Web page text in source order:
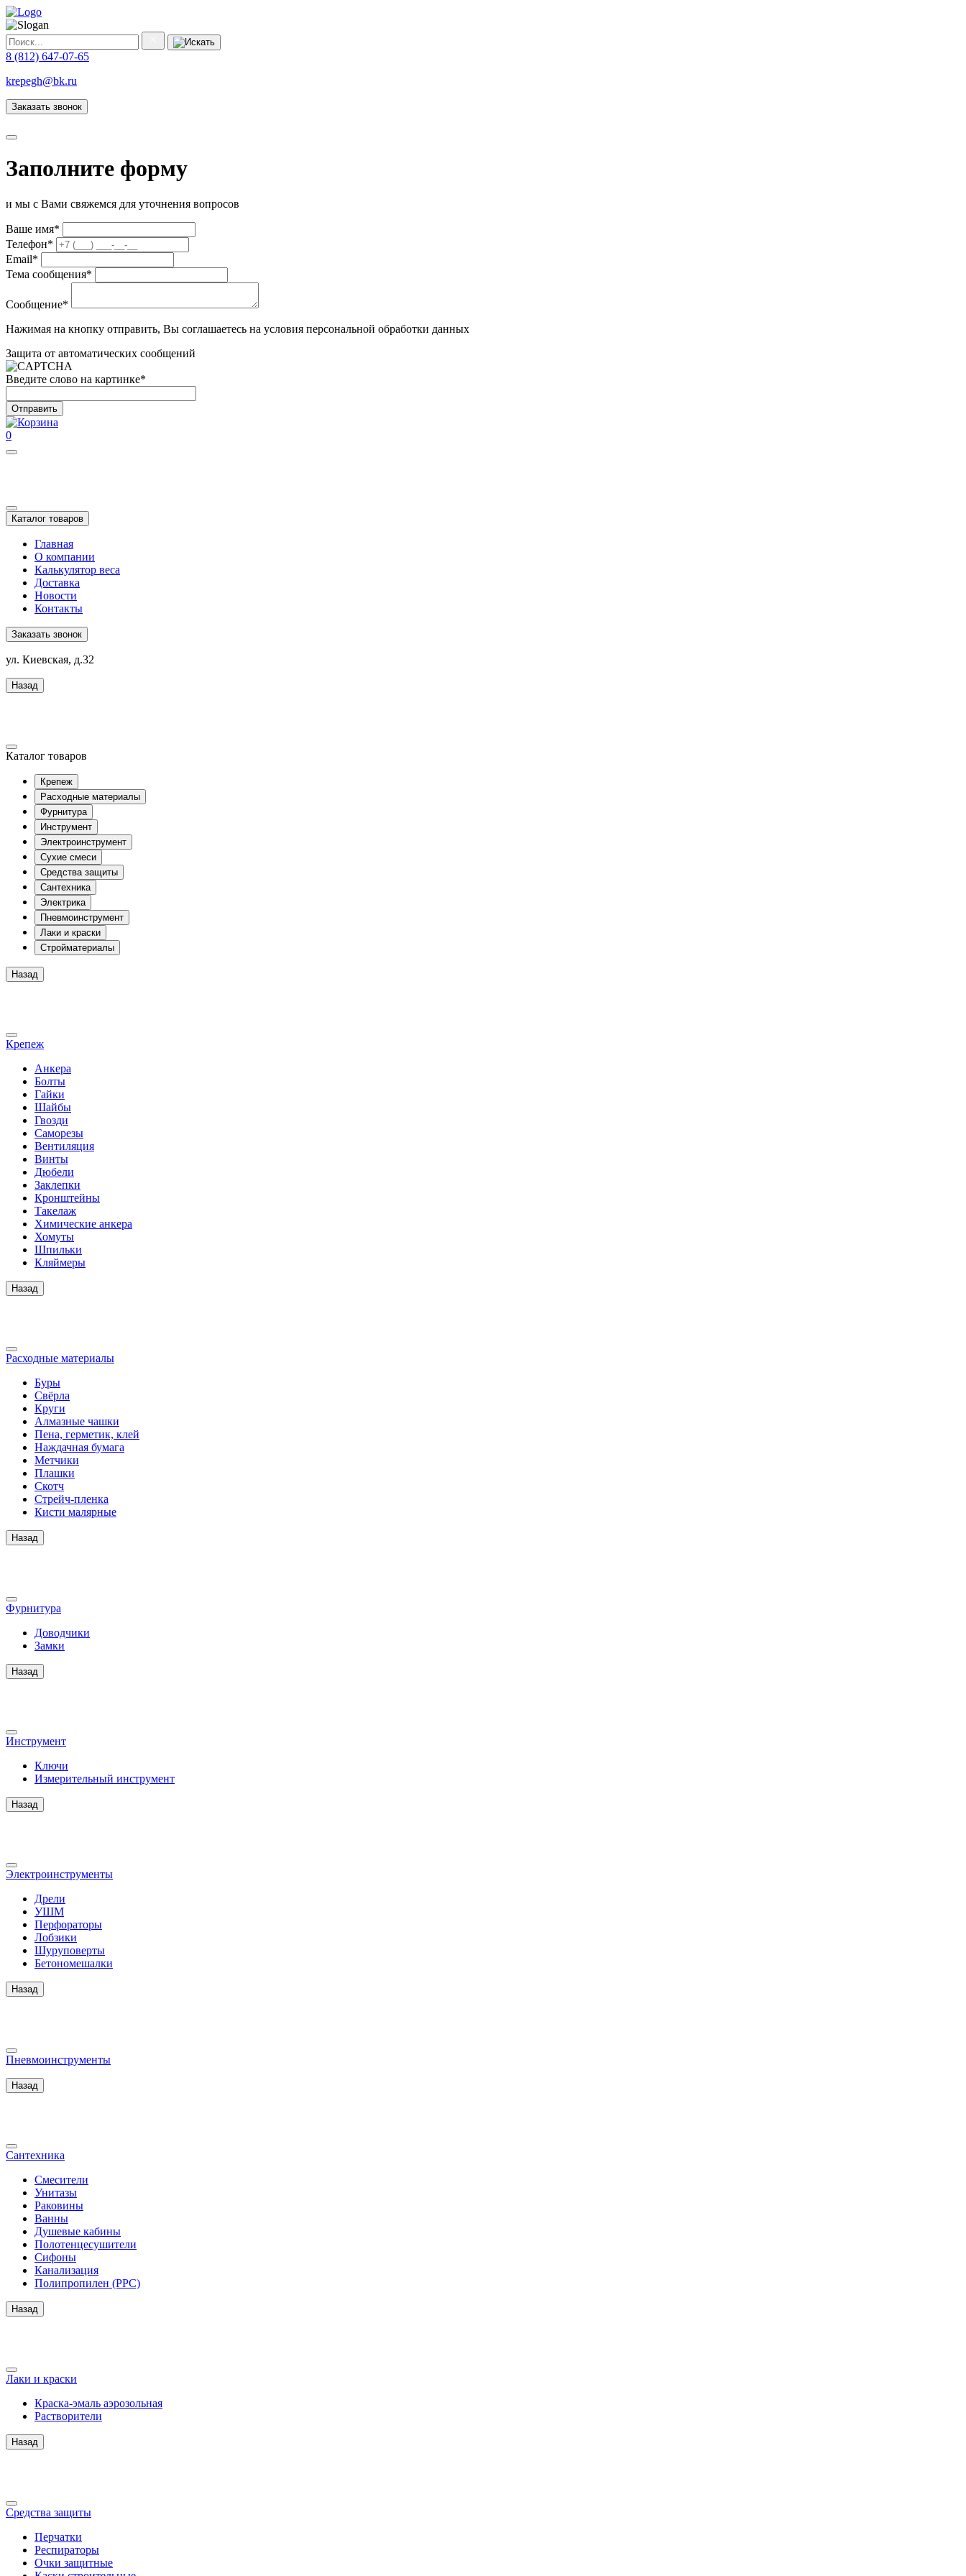
8 (812) 647-07-65
krepegh@bk.ru
Заказать звонок
Заполните форму
и мы с Вами свяжемся для уточнения вопросов
Ваше имя*
Телефон*
Email*
Тема сообщения*
Сообщение*
Нажимая на кнопку отправить, Вы соглашаетесь на условия персональной обработки данных
Защита от автоматических сообщений
Введите слово на картинке*
0
Каталог товаров
Главная
О компании
Калькулятор веса
Доставка
Новости
Контакты
Заказать звонок
ул. Киевская, д.32
Назад
Каталог товаров
Крепеж
Расходные материалы
Фурнитура
Инструмент
Электроинструмент
Сухие смеси
Средства защиты
Сантехника
Электрика
Пневмоинструмент
Лаки и краски
Стройматериалы
Назад
Крепеж
Анкера
Болты
Гайки
Шайбы
Гвозди
Саморезы
Вентиляция
Винты
Дюбели
Заклепки
Кронштейны
Такелаж
Химические анкера
Хомуты
Шпильки
Кляймеры
Назад
Расходные материалы
Буры
Свёрла
Круги
Алмазные чашки
Пена, герметик, клей
Наждачная бумага
Метчики
Плашки
Скотч
Стрейч-пленка
Кисти малярные
Назад
Фурнитура
Доводчики
Замки
Назад
Инструмент
Ключи
Измерительный инструмент
Назад
Электроинструменты
Дрели
УШМ
Перфораторы
Лобзики
Шуруповерты
Бетономешалки
Назад
Пневмоинструменты
Назад
Сантехника
Смесители
Унитазы
Раковины
Ванны
Душевые кабины
Полотенцесушители
Сифоны
Канализация
Полипропилен (PPC)
Назад
Лаки и краски
Краска-эмаль аэрозольная
Растворители
Назад
Средства защиты
Перчатки
Респираторы
Очки защитные